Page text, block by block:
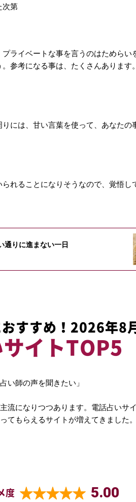
次第
ライベートな事を言うのはためらい
参考になる事は、たくさんあります
には、甘い言葉を使って、あなたの
れることになりそうなので、覚悟し
通りに進まない一日
すすめ！2026年8
イトTOP5
い師の声を聞きたい」
流になりつつあります。電話占いサ
てもらえるサイトが増えてきました
度 5.00